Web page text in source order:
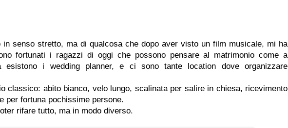
senso stretto, ma di qualcosa che dopo aver visto un film musicale, mi ha
fortunati i ragazzi di oggi che possono pensare al matrimonio come a
esistono i wedding planner, e ci sono tante location dove organizzare
classico: abito bianco, velo lungo, scalinata per salire in chiesa, ricevimento
per fortuna pochissime persone.
rifare tutto, ma in modo diverso.